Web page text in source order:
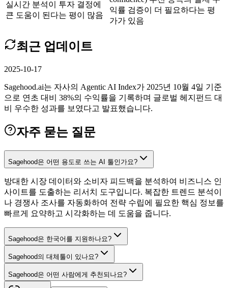
실시간 분석이 투자 결정에
큰 도움이 된다는 평이 많음
익률 검증이 더 필요하다는 평
가가 있음
최근 업데이트
2025-10-17
Sagehood.ai는 자사의 Agentic AI Index가 2025년 10월 4일 기준
으로 연초 대비 38%의 수익률을 기록하며 글로벌 헤지펀드 대
비 우수한 성과를 보였다고 발표했습니다.
자주 묻는 질문
Sagehood은 어떤 용도로 쓰는 AI 툴인가요?
방대한 시장 데이터와 소비자 피드백을 분석하여 비즈니스 인
사이트를 도출하는 리서치 도구입니다. 복잡한 트렌드 분석이
나 경쟁사 조사를 자동화하여 전략 수립에 필요한 핵심 정보를
빠르게 요약하고 시각화하는 데 도움을 줍니다.
Sagehood은 한국어를 지원하나요?
Sagehood의 대체툴이 있나요?
Sagehood은 어떤 사람에게 추천되나요?